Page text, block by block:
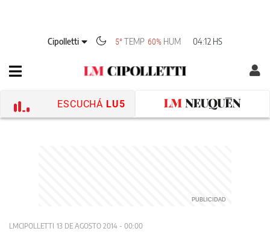
Cipolletti 5° TEMP 60% HUM 04:12 HS
ESCUCHÁ LU5
LMCIPOLLETTI 13 DE AGOSTO 2014 - 00:00